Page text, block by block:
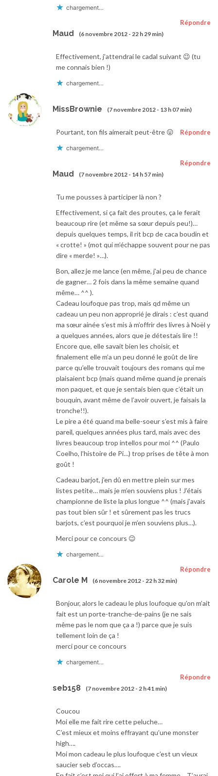
chargement…
Maud (6 novembre 2012 - 22 h 29 min)
Répondre
Effectivement, j’attendrai le cadal suivant 😉 (tu
me connais bien !)
chargement…
MissBrownie (7 novembre 2012 - 13 h 07 min)
Répondre
Pourtant, ton fils aimerait peut-être 😛
chargement…
Maud (7 novembre 2012 - 14 h 57 min)
Répondre
Tu me pousses à participer là non ?
Effectivement, si ça fait des proutes, ça le ferait
beaucoup rire (et même sa sœur depuis peu!)…
depuis quelques temps, il rit bcp de caca boudin et
« crotte! » (mot qui m’échappe souvent pour ne pas
dire « merde! »…).
Bon, allez je me lance (en même, j’ai peu de chance
de gagner… 2 fois dans la même semaine quand
même… ^^ ).
Cadeau loufoque pas trop, mais qd même un
cadeau un peu non approprié je dirais : c’est quand
ma sœur ainée s’est mis à m’offrir des livres à Noël y
a quelques années, alors que je détestais lire !!
Encore que, elle savait bien les choisir, et
finalement elle m’a un peu donné le goût de lire
parce qu’elle trouvait toujours des romans qui me
plaisaient bcp (mais quand même quand je prenais
mon paquet, et que je sentais bien que c’était un
bouquin, avant même de l’avoir ouvert, je faisais la
tronche!!).
Le pire a été quand ma belle-soeur s’est mis à faire
pareil, quelques années plus tard, mais avec des
livres beaucoup trop intellos pour moi ^^ (Paulo
Coelho, l’histoire de Pi…) trop prises de tête à mon
goût !
Cadeau barjot, j’en dû en mettre plein sur mes
listes petite… mais je m’en souviens plus ! J’étais
championne de liste la plus longue ^^ (mais j’avais
pas tout bien sûr ! et sûrement pas les trucs
barjots, c’est pourquoi je m’en souviens plus…).
Merci pour ce concours 😉
chargement…
Carole M (6 novembre 2012 - 22 h 32 min)
Répondre
Bonjour, alors le cadeau le plus loufoque qu’on m’ait
fait est un porte-tranche-de-pains (je ne sais
même pas le nom que ça a !) parce que je suis
tellement loin de ça !
merci pour ce concours
chargement…
seb158 (7 novembre 2012 - 2 h 41 min)
Répondre
Coucou
Moi elle me fait rire cette peluche…
C’est mieux et moins effrayant qu’une monster
high….
Moi mon cadeau le plus loufoque c’est un vieux
saucier seb d’occas….